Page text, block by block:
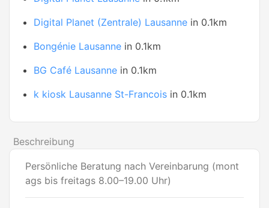
Digital Planet (Zentrale) Lausanne in 0.1km
Bongénie Lausanne in 0.1km
BG Café Lausanne in 0.1km
k kiosk Lausanne St-Francois in 0.1km
Beschreibung
Persönliche Beratung nach Vereinbarung (mont
ags bis freitags 8.00–19.00 Uhr)